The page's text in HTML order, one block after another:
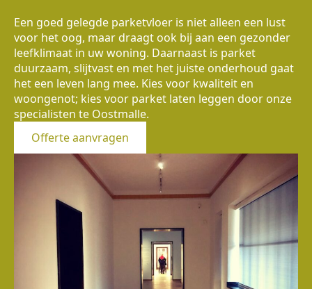
Een goed gelegde parketvloer is niet alleen een lust
voor het oog, maar draagt ook bij aan een gezonder
leefklimaat in uw woning. Daarnaast is parket
duurzaam, slijtvast en met het juiste onderhoud gaat
het een leven lang mee. Kies voor kwaliteit en
woongenot; kies voor parket laten leggen door onze
specialisten te Oostmalle.
Offerte aanvragen